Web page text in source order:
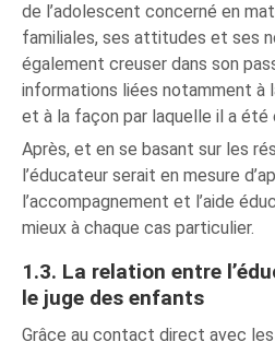
de l’adolescent concerné en
familiales, ses attitudes et ses
également creuser dans son
informations liées notamment à
et à la façon par laquelle il a été
Après, et en se basant sur les
l’éducateur serait en mesure
l’accompagnement et l’aide
mieux à chaque cas particulier.
1.3. La relation entre
le juge des enfants
Grâce au contact direct avec